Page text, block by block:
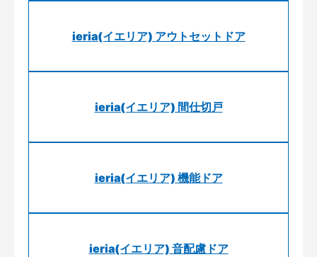
ieria(イエリア) アウトセットドア
ieria(イエリア) 間仕切戸
ieria(イエリア) 機能ドア
ieria(イエリア) 音配慮ドア